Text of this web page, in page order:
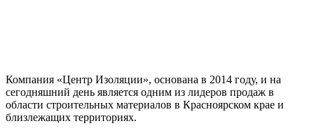
Компания «Центр Изоляции», основана в 2014 году, и на
сегодняшний день является одним из лидеров продаж в
области строительных материалов в Красноярском крае и
близлежащих территориях.